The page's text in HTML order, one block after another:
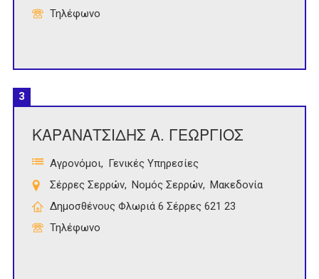
Τηλέφωνο
3
ΚΑΡΑΝΑΤΣΙΔΗΣ Α. ΓΕΩΡΓΙΟΣ
Αγρονόμοι
Γενικές Υπηρεσίες
Σέρρες Σερρών
Νομός Σερρών
Μακεδονία
Δημοσθένους Φλωριά 6 Σέρρες 621 23
Τηλέφωνο